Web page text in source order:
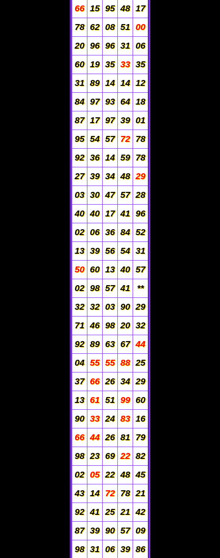
66 15 95 48 17
78 62 08 51 00
20 96 96 31 06
60 19 35 33 35
31 89 14 14 12
84 97 93 64 18
87 17 97 39 01
95 54 57 72 78
92 36 14 59 78
27 39 34 48 29
03 30 47 57 28
40 40 17 41 96
02 06 36 84 52
13 39 56 54 31
50 60 13 40 57
02 98 57 41
**
32 32 03 90 29
71 46 98 20 32
92 89 63 67 44
04 55 55 88 25
37 66 26 34 29
13 61 51 99 60
90 33 24 83 16
66 44 26 81 79
98 23 69 22 82
02 05 22 48 45
43 14 72 78 21
92 41 25 21 42
87 39 90 57 09
98 31 06 39 86